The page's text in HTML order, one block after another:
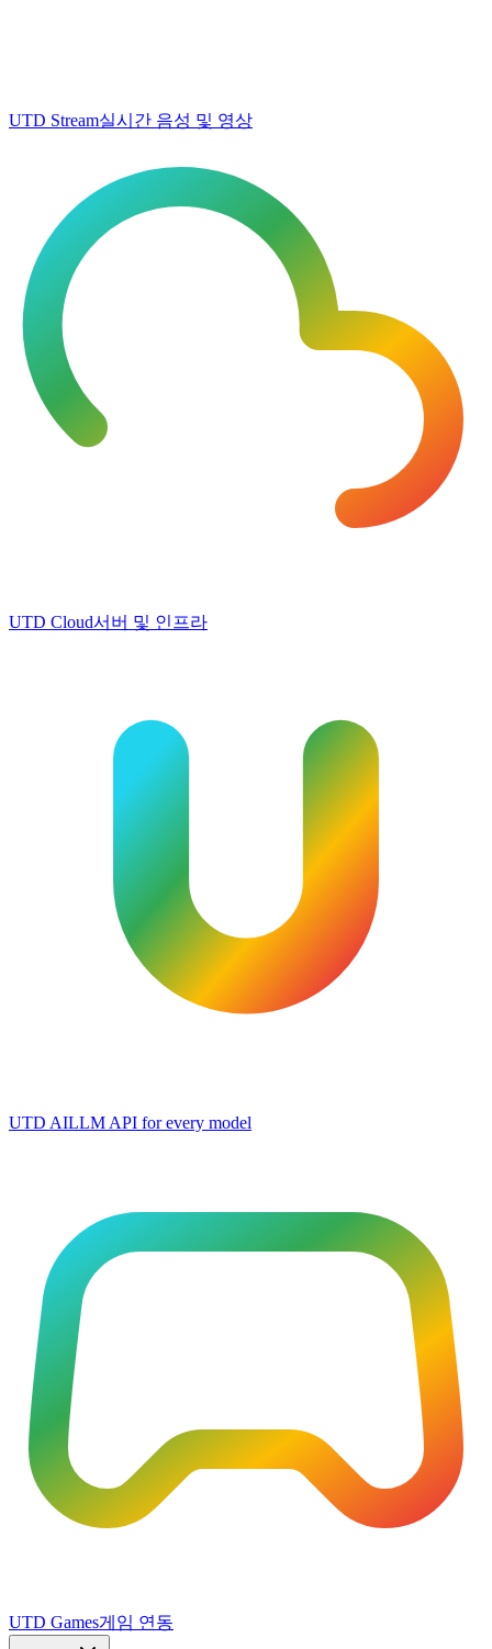
UTD Stream실시간 음성 및 영상
UTD Cloud서버 및 인프라
UTD AILLM API for every model
UTD Games게임 연동